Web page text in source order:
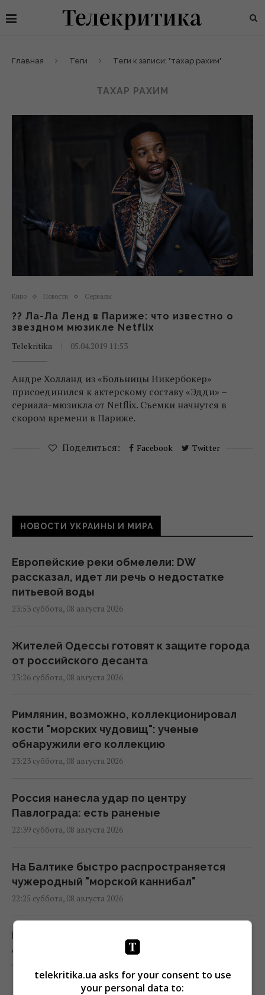
Главная Теги Теги к записи: "тахар рахим"
ТАХАР РАХИМ
Кино Новости Сериалы
?? Ла-Ла Ленд в Париже: что известно о
звездном мюзикле Netflix
Telekritika
05.04.2019 11:53
Андре Холланд из «Больницы Никербокер»
присоединился к актерскому составу «Эдди» –
сериала-мюзикла от Netflix. Съемки начнутся в
скором времени в Париже.
Поделиться: Facebook Twitter
НОВОСТИ УКРАИНЫ И МИРА
Европейские реки обмелели: DW
рассказал, идет ли речь о недостатке
питьевой воды
23:53 суббота, 08 августа 2026
Жителей Одессы готовят к защите города
от российского десанта
23:26 суббота, 08 августа 2026
Римлянин, возможно, коллекционировал
кости "морских чудовищ": ученые
обнаружили его коллекцию
23:23 суббота, 08 августа 2026
Россия нанесла удар по центру
Павлограда: есть раненые
22:39 суббота, 08 августа 2026
На Балтике быстро распространяется
чужеродный "морской каннибал"
22:25 суббота, 08 августа 2026
Как распознать бездушного человека: 8
фраз, которые выдают социопата
22:19 суббота, 08 августа 2026
telekritika.ua asks for your consent to use
your personal data to: